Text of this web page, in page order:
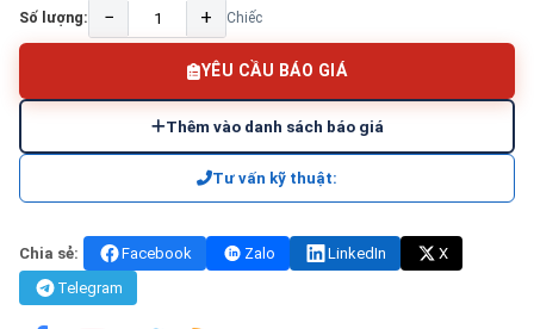
Số lượng: − + Chiếc
YÊU CẦU BÁO GIÁ
Thêm vào danh sách báo giá
Tư vấn kỹ thuật:
Chia sẻ: Facebook Zalo LinkedIn
X
Telegram